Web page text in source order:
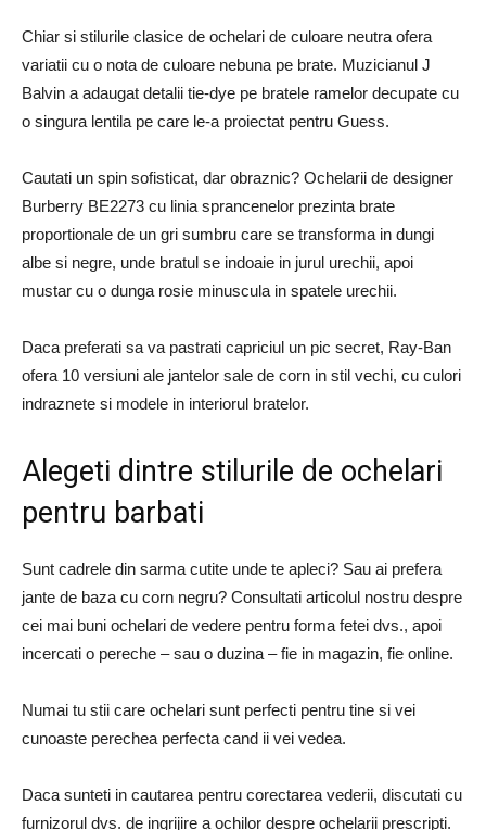
Chiar si stilurile clasice de ochelari de culoare neutra ofera
variatii cu o nota de culoare nebuna pe brate. Muzicianul J
Balvin a adaugat detalii tie-dye pe bratele ramelor decupate cu
o singura lentila pe care le-a proiectat pentru Guess.
Cautati un spin sofisticat, dar obraznic? Ochelarii de designer
Burberry BE2273 cu linia sprancenelor prezinta brate
proportionale de un gri sumbru care se transforma in dungi
albe si negre, unde bratul se indoaie in jurul urechii, apoi
mustar cu o dunga rosie minuscula in spatele urechii.
Daca preferati sa va pastrati capriciul un pic secret, Ray-Ban
ofera 10 versiuni ale jantelor sale de corn in stil vechi, cu culori
indraznete si modele in interiorul bratelor.
Alegeti dintre stilurile de ochelari
pentru barbati
Sunt cadrele din sarma cutite unde te apleci? Sau ai prefera
jante de baza cu corn negru? Consultati articolul nostru despre
cei mai buni ochelari de vedere pentru forma fetei dvs., apoi
incercati o pereche – sau o duzina – fie in magazin, fie online.
Numai tu stii care ochelari sunt perfecti pentru tine si vei
cunoaste perechea perfecta cand ii vei vedea.
Daca sunteti in cautarea pentru corectarea vederii, discutati cu
furnizorul dvs. de ingrijire a ochilor despre ochelarii prescripti.